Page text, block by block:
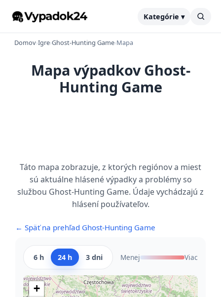
Kategórie ▾
Domov›Igre›Ghost-Hunting Game›Mapa
Mapa výpadkov Ghost-
Hunting Game
Táto mapa zobrazuje, z ktorých regiónov a miest
sú aktuálne hlásené výpadky a problémy so
službou Ghost-Hunting Game. Údaje vychádzajú z
hlásení používateľov.
← Späť na prehľad Ghost-Hunting Game
6 h 24 h 3 dni Menej Viac
+